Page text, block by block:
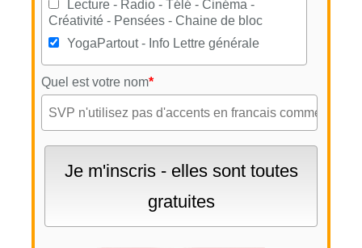
Lecture - Radio - Télé - Cinéma -
Créativité - Pensées - Chaine de bloc
YogaPartout - Info Lettre générale
Quel est votre nom*